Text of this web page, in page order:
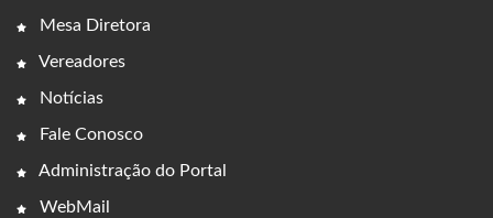
Mesa Diretora
Vereadores
Notícias
Fale Conosco
Administração do Portal
WebMail